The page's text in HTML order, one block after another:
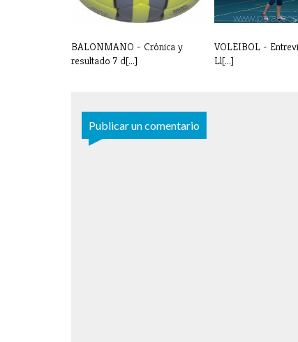
BALONMANO - Crónica y
resultado 7 d[...]
VOLEIBOL -
Ll[...]
Publicar un comentario